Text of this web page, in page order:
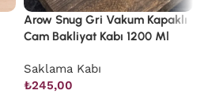
Arow Snug Gri Vakum Kapaklı
Cam Bakliyat Kabı 1200 Ml
Saklama Kabı
₺245,00